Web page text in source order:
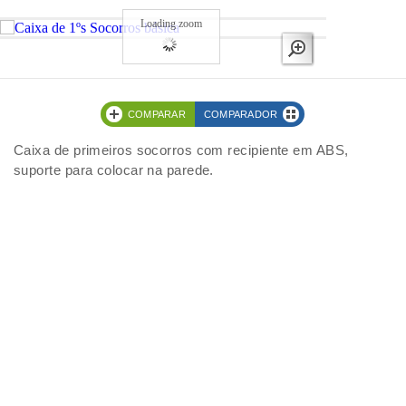
Loading zoom
COMPARAR COMPARADOR
Caixa de primeiros socorros com recipiente em ABS,
suporte para colocar na parede.